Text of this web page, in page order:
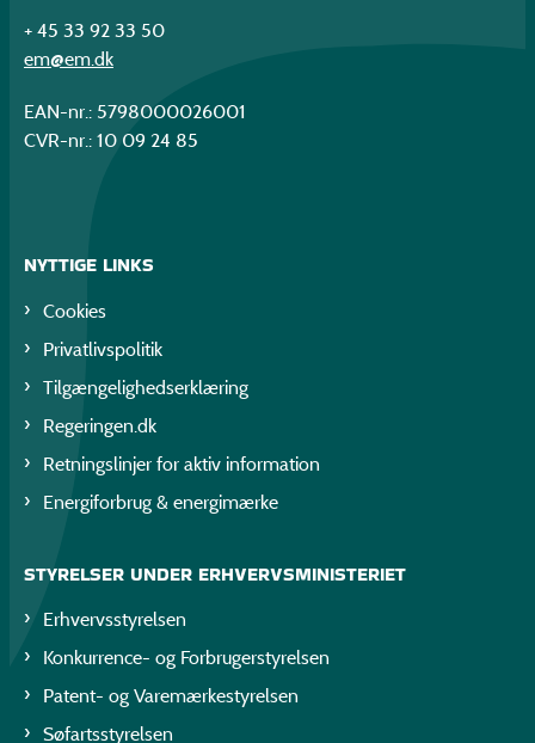
+ 45 33 92 33 50
em@em.dk
EAN-nr.: 5798000026001
CVR-nr.: 10 09 24 85
NYTTIGE LINKS
Cookies
Privatlivspolitik
Tilgængelighedserklæring
Regeringen.dk
Retningslinjer for aktiv information
Energiforbrug & energimærke
STYRELSER UNDER ERHVERVSMINISTERIET
Erhvervsstyrelsen
Konkurrence- og Forbrugerstyrelsen
Patent- og Varemærkestyrelsen
Søfartsstyrelsen